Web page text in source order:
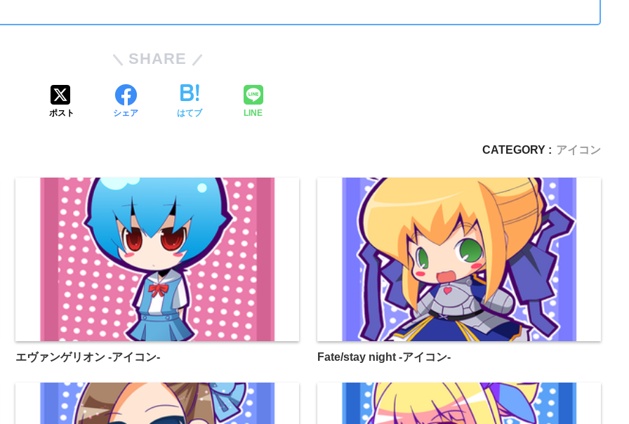
SHARE
ポスト シェア はてブ LINE
CATEGORY : アイコン
エヴァンゲリオン -アイコン- Fate/stay night -アイコン-